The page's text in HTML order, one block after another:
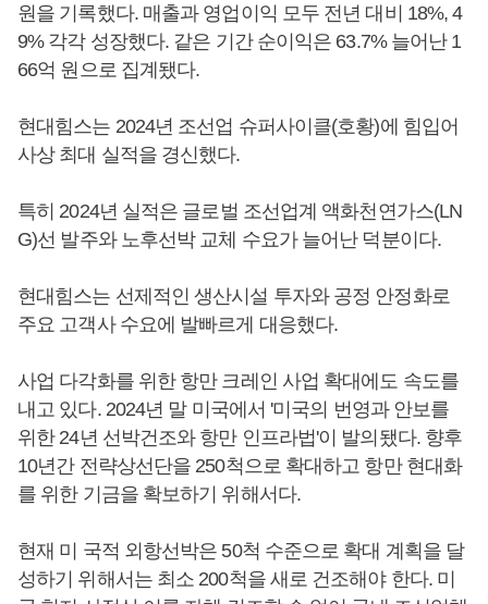
원을 기록했다. 매출과 영업이익 모두 전년 대비 18%, 4
9% 각각 성장했다. 같은 기간 순이익은 63.7% 늘어난 1
66억 원으로 집계됐다.
현대힘스는 2024년 조선업 슈퍼사이클(호황)에 힘입어
사상 최대 실적을 경신했다.
특히 2024년 실적은 글로벌 조선업계 액화천연가스(LN
G)선 발주와 노후선박 교체 수요가 늘어난 덕분이다.
현대힘스는 선제적인 생산시설 투자와 공정 안정화로
주요 고객사 수요에 발빠르게 대응했다.
사업 다각화를 위한 항만 크레인 사업 확대에도 속도를
내고 있다. 2024년 말 미국에서 '미국의 번영과 안보를
위한 24년 선박건조와 항만 인프라법'이 발의됐다. 향후
10년간 전략상선단을 250척으로 확대하고 항만 현대화
를 위한 기금을 확보하기 위해서다.
현재 미 국적 외항선박은 50척 수준으로 확대 계획을 달
성하기 위해서는 최소 200척을 새로 건조해야 한다. 미